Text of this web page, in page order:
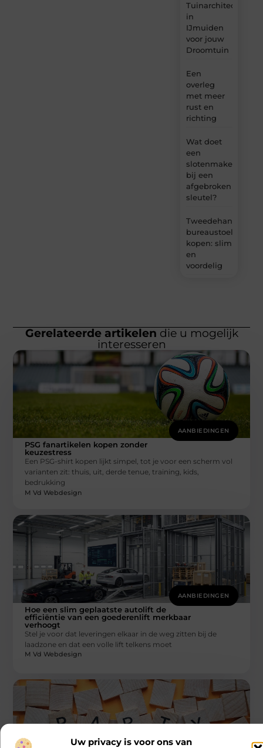
Uw privacy is voor ons van
Tuinarchitect
in
IJmuiden
voor jouw
Droomtuin
Een
overleg
met meer
rust en
richting
Wat doet
een
slotenmaker
bij een
afgebroken
sleutel?
Tweedehands
bureaustoel
kopen: slim
en
voordelig
Gerelateerde artikelen die u mogelijk
interesseren
AANBIEDINGEN
PSG fanartikelen kopen zonder
keuzestress
Een PSG-shirt kopen lijkt simpel, tot je voor een scherm vol
varianten zit: thuis, uit, derde tenue, training, kids,
bedrukking
M Vd Webdesign
AANBIEDINGEN
Hoe een slim geplaatste autolift de
efficiëntie van een goederenlift merkbaar
verhoogt
Stel je voor dat leveringen elkaar in de weg zitten bij de
laadzone en dat een volle lift telkens moet
M Vd Webdesign